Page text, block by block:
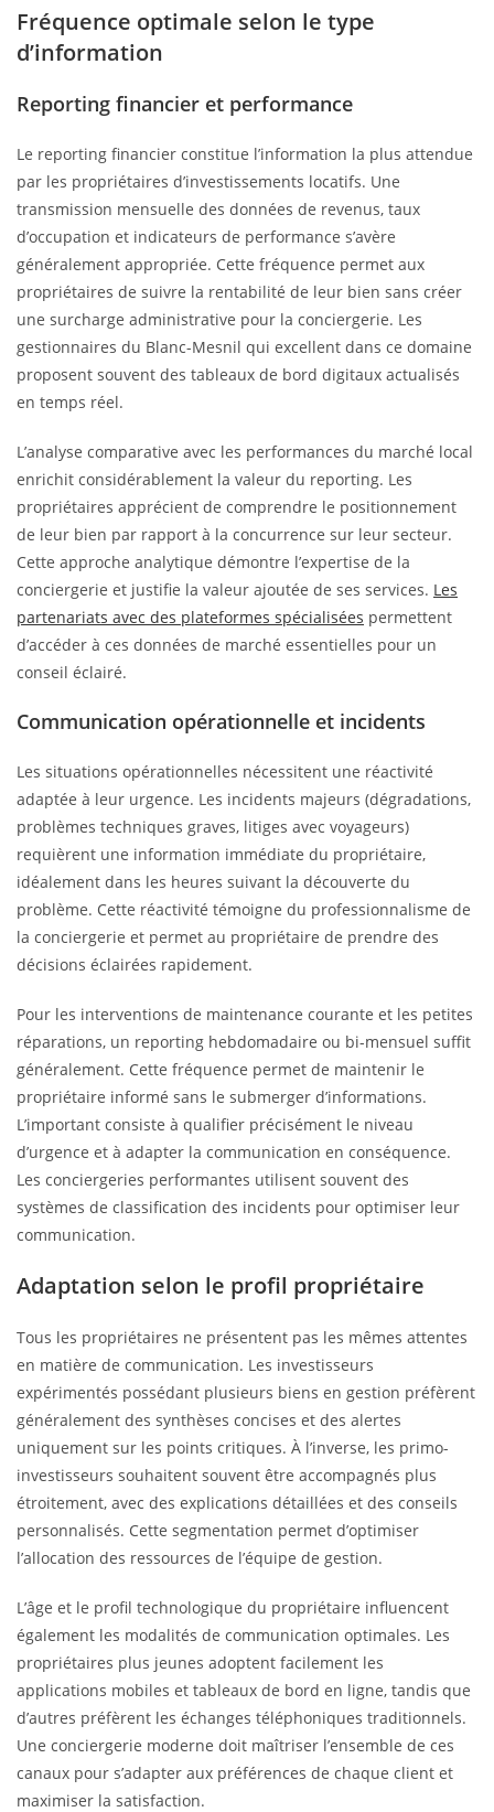
Fréquence optimale selon le type
d’information
Reporting financier et performance
Le reporting financier constitue l’information la plus attendue
par les propriétaires d’investissements locatifs. Une
transmission mensuelle des données de revenus, taux
d’occupation et indicateurs de performance s’avère
généralement appropriée. Cette fréquence permet aux
propriétaires de suivre la rentabilité de leur bien sans créer
une surcharge administrative pour la conciergerie. Les
gestionnaires du Blanc-Mesnil qui excellent dans ce domaine
proposent souvent des tableaux de bord digitaux actualisés
en temps réel.
L’analyse comparative avec les performances du marché local
enrichit considérablement la valeur du reporting. Les
propriétaires apprécient de comprendre le positionnement
de leur bien par rapport à la concurrence sur leur secteur.
Cette approche analytique démontre l’expertise de la
conciergerie et justifie la valeur ajoutée de ses services. Les
partenariats avec des plateformes spécialisées permettent
d’accéder à ces données de marché essentielles pour un
conseil éclairé.
Communication opérationnelle et incidents
Les situations opérationnelles nécessitent une réactivité
adaptée à leur urgence. Les incidents majeurs (dégradations,
problèmes techniques graves, litiges avec voyageurs)
requièrent une information immédiate du propriétaire,
idéalement dans les heures suivant la découverte du
problème. Cette réactivité témoigne du professionnalisme de
la conciergerie et permet au propriétaire de prendre des
décisions éclairées rapidement.
Pour les interventions de maintenance courante et les petites
réparations, un reporting hebdomadaire ou bi-mensuel suffit
généralement. Cette fréquence permet de maintenir le
propriétaire informé sans le submerger d’informations.
L’important consiste à qualifier précisément le niveau
d’urgence et à adapter la communication en conséquence.
Les conciergeries performantes utilisent souvent des
systèmes de classification des incidents pour optimiser leur
communication.
Adaptation selon le profil propriétaire
Tous les propriétaires ne présentent pas les mêmes attentes
en matière de communication. Les investisseurs
expérimentés possédant plusieurs biens en gestion préfèrent
généralement des synthèses concises et des alertes
uniquement sur les points critiques. À l’inverse, les primo-
investisseurs souhaitent souvent être accompagnés plus
étroitement, avec des explications détaillées et des conseils
personnalisés. Cette segmentation permet d’optimiser
l’allocation des ressources de l’équipe de gestion.
L’âge et le profil technologique du propriétaire influencent
également les modalités de communication optimales. Les
propriétaires plus jeunes adoptent facilement les
applications mobiles et tableaux de bord en ligne, tandis que
d’autres préfèrent les échanges téléphoniques traditionnels.
Une conciergerie moderne doit maîtriser l’ensemble de ces
canaux pour s’adapter aux préférences de chaque client et
maximiser la satisfaction.